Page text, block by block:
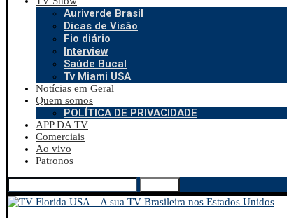
Auriverde Brasil
Dicas de Visão
Fio diário
Interview
Saúde Bucal
Tv Miami USA
Notícias em Geral
Quem somos
POLÍTICA DE PRIVACIDADE
APP DA TV
Comerciais
Ao vivo
Patronos